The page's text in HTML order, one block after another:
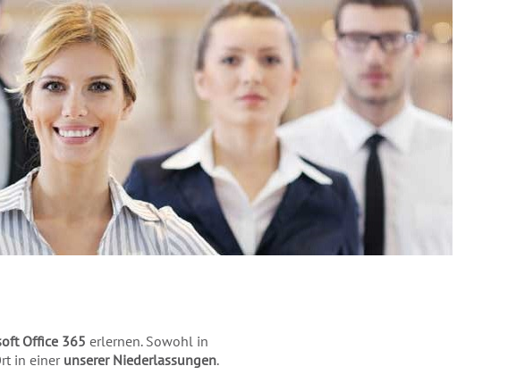
Office 365 erlernen. Sowohl in
in einer unserer Niederlassungen.